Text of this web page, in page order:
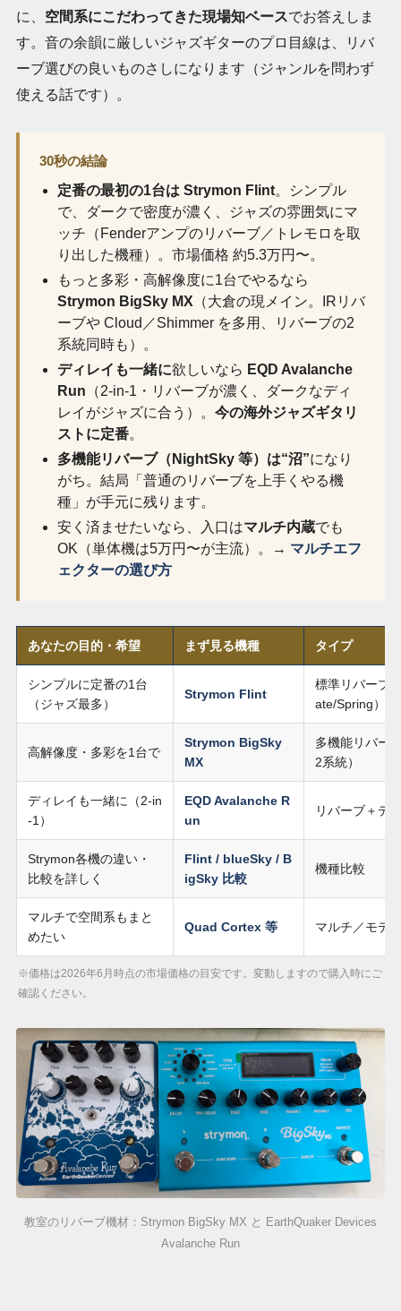
に、 空間系にこだわってきた現場知ベースでお答えしま
す。音の余韻に厳しいジャズギターのプロ目線は、リバ
ーブ選びの良いものさしになります（ジャンルを問わず
使える話です）。
30秒の結論
定番の最初の1台は Strymon Flint。シンプル
で、ダークで密度が濃く、ジャズの雰囲気にマ
ッチ（Fenderアンプのリバーブ／トレモロを取
り出した機種）。市場価格 約5.3万円〜。
もっと多彩・高解像度に1台でやるなら
Strymon BigSky MX （大倉の現メイン。IRリバ
ーブや Cloud／Shimmer を多用、リバーブの2
系統同時も）。
ディレイも一緒に欲しいなら EQD Avalanche
Run （2-in-1・リバーブが濃く、ダークなディ
レイがジャズに合う）。 今の海外ジャズギタリ
ストに定番。
多機能リバーブ（NightSky 等）は“沼”になり
がち。結局「普通のリバーブを上手くやる機
種」が手元に残ります。
安く済ませたいなら、入口はマルチ内蔵でも
OK（単体機は5万円〜が主流）。→ マルチエフ
ェクターの選び方
あなたの目的・希望 まず見る機種 タイプ
シンプルに定番の1台
（ジャズ最多）
Strymon Flint
標準リバーブ
ate/Spring）
高解像度・多彩を1台で
Strymon BigSky
MX
多機能リバー
2系統）
ディレイも一緒に（2-in
-1）
EQD Avalanche R
un
リバーブ＋デ
Strymon各機の違い・
比較を詳しく
Flint / blueSky / B
igSky 比較
機種比較
マルチで空間系もまと
めたい
Quad Cortex 等 マルチ／モデ
※価格は2026年6月時点の市場価格の目安です。変動しますので購入時にご
確認ください。
教室のリバーブ機材：Strymon BigSky MX と EarthQuaker Devices
Avalanche Run